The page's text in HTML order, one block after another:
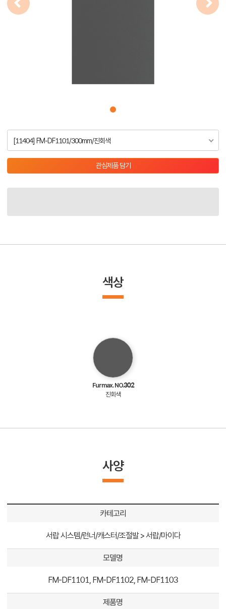
[11404] FM-DF1101/300mm/진회색
관심제품 담기
색상
Furmax. NO.302
진회색
사양
카테고리
서랍 시스템/런너/캐스터/조절발 > 서랍/마이다
모델명
FM-DF1101, FM-DF1102, FM-DF1103
제품명